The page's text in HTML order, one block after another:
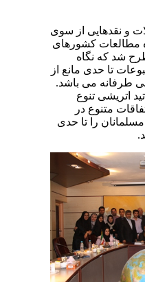
و نقدهایی از سوی
مطالعات کشورهای
شد که نگاه
تا حدی مانع از
طرفانه می باشد.
اتریشی تنوع
متنوع در
را تا حدی